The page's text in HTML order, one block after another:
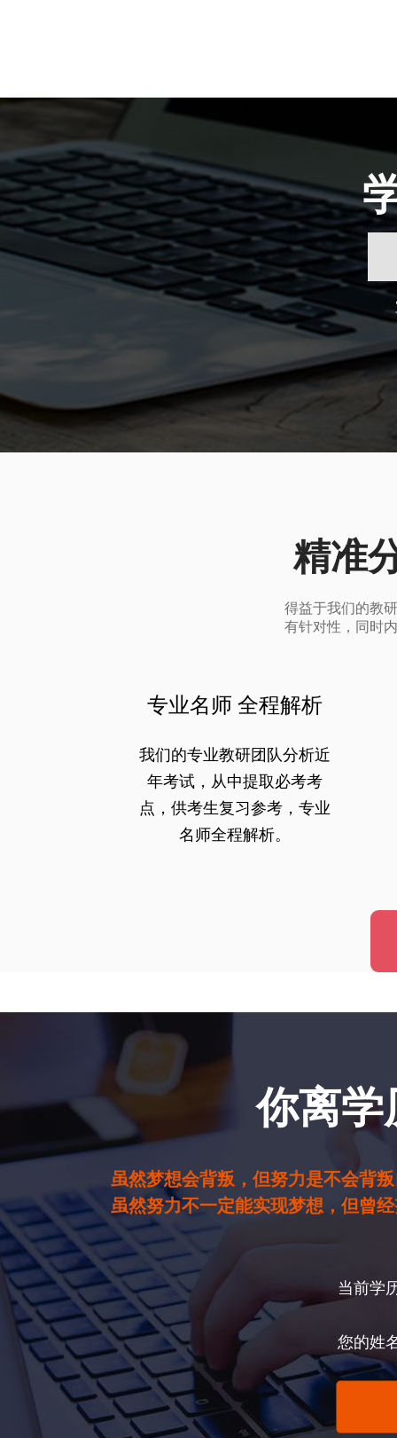
精准
得益于我们的教
有针对性，同时
专业名师 全程解析
我们的专业教研团队分析近
年考试，从中提取必考考
点，供考生复习参考，专业
名师全程解析。
你离
虽然梦想会背叛，但努力是不会背
虽然努力不一定能实现梦想，但曾
当前学
您的姓